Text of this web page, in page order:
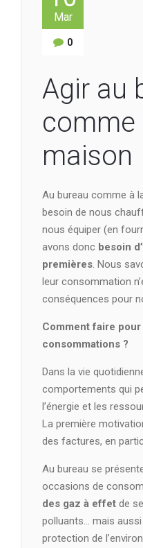
Mar
0
Agir au
comme
maison
Au bureau comme à
besoin de nous
nous équiper (en
avons donc besoin
premières. Nous
leur consommation
conséquences pour
Comment faire
consommations ?
Dans la vie
comportements qui
l’énergie et les
La première
des factures, en
Au bureau se
occasions de
des gaz à effet de
polluants… mais
protection de